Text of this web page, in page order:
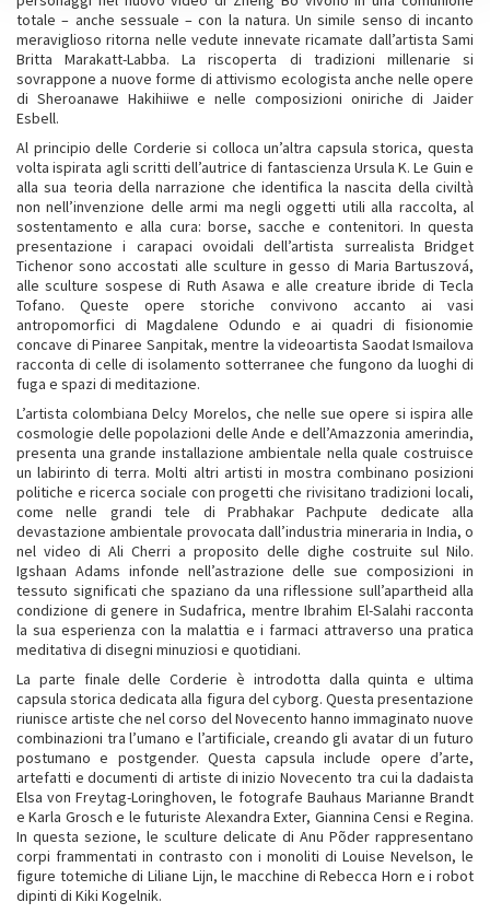
totale – anche sessuale – con la natura. Un simile senso di incanto
meraviglioso ritorna nelle vedute innevate ricamate dall’artista Sami
Britta Marakatt-Labba. La riscoperta di tradizioni millenarie si
sovrappone a nuove forme di attivismo ecologista anche nelle opere
di Sheroanawe Hakihiiwe e nelle composizioni oniriche di Jaider
Esbell.
Al principio delle Corderie si colloca un’altra capsula storica, questa
volta ispirata agli scritti dell’autrice di fantascienza Ursula K. Le Guin e
alla sua teoria della narrazione che identifica la nascita della civiltà
non nell’invenzione delle armi ma negli oggetti utili alla raccolta, al
sostentamento e alla cura: borse, sacche e contenitori. In questa
presentazione i carapaci ovoidali dell’artista surrealista Bridget
Tichenor sono accostati alle sculture in gesso di Maria Bartuszová,
alle sculture sospese di Ruth Asawa e alle creature ibride di Tecla
Tofano. Queste opere storiche convivono accanto ai vasi
antropomorfici di Magdalene Odundo e ai quadri di fisionomie
concave di Pinaree Sanpitak, mentre la videoartista Saodat Ismailova
racconta di celle di isolamento sotterranee che fungono da luoghi di
fuga e spazi di meditazione.
L’artista colombiana Delcy Morelos, che nelle sue opere si ispira alle
cosmologie delle popolazioni delle Ande e dell’Amazzonia amerindia,
presenta una grande installazione ambientale nella quale costruisce
un labirinto di terra. Molti altri artisti in mostra combinano posizioni
politiche e ricerca sociale con progetti che rivisitano tradizioni locali,
come nelle grandi tele di Prabhakar Pachpute dedicate alla
devastazione ambientale provocata dall’industria mineraria in India, o
nel video di Ali Cherri a proposito delle dighe costruite sul Nilo.
Igshaan Adams infonde nell’astrazione delle sue composizioni in
tessuto significati che spaziano da una riflessione sull’apartheid alla
condizione di genere in Sudafrica, mentre Ibrahim El-Salahi racconta
la sua esperienza con la malattia e i farmaci attraverso una pratica
meditativa di disegni minuziosi e quotidiani.
La parte finale delle Corderie è introdotta dalla quinta e ultima
capsula storica dedicata alla figura del cyborg. Questa presentazione
riunisce artiste che nel corso del Novecento hanno immaginato nuove
combinazioni tra l’umano e l’artificiale, creando gli avatar di un futuro
postumano e postgender. Questa capsula include opere d’arte,
artefatti e documenti di artiste di inizio Novecento tra cui la dadaista
Elsa von Freytag-Loringhoven, le fotografe Bauhaus Marianne Brandt
e Karla Grosch e le futuriste Alexandra Exter, Giannina Censi e Regina.
In questa sezione, le sculture delicate di Anu Põder rappresentano
corpi frammentati in contrasto con i monoliti di Louise Nevelson, le
figure totemiche di Liliane Lijn, le macchine di Rebecca Horn e i robot
dipinti di Kiki Kogelnik.